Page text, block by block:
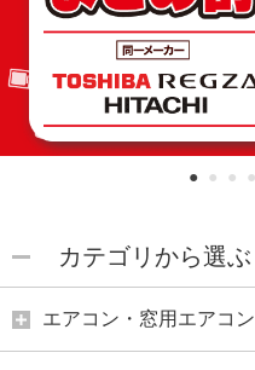
カテゴリから選ぶ
エアコン・窓用エアコン